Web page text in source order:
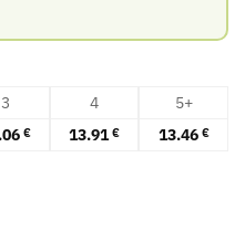
3 4
5+
€ 13.91€ 13.46 €
100 mcg Veganistisch (50 ml)